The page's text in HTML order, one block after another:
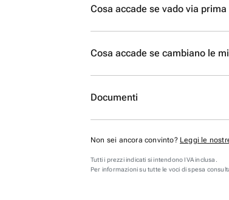
Cosa accade se vado via
Cosa accade se cambiano le
Documenti
Non sei ancora convinto? Leggi le
Tutti i prezzi indicati si intendono IVA inclusa.
Per informazioni su tutte le voci di spesa